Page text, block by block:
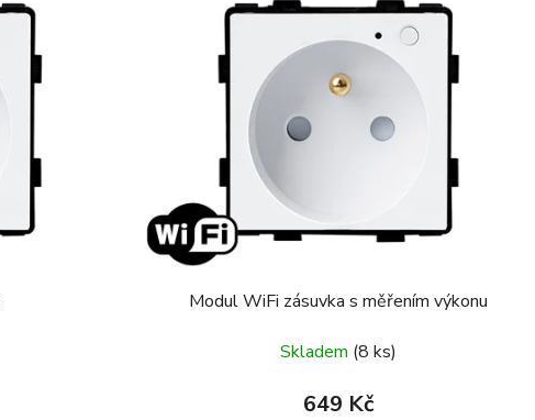
Modul WiFi zásuvka s měřením výkonu
Skladem (8 ks)
649 Kč